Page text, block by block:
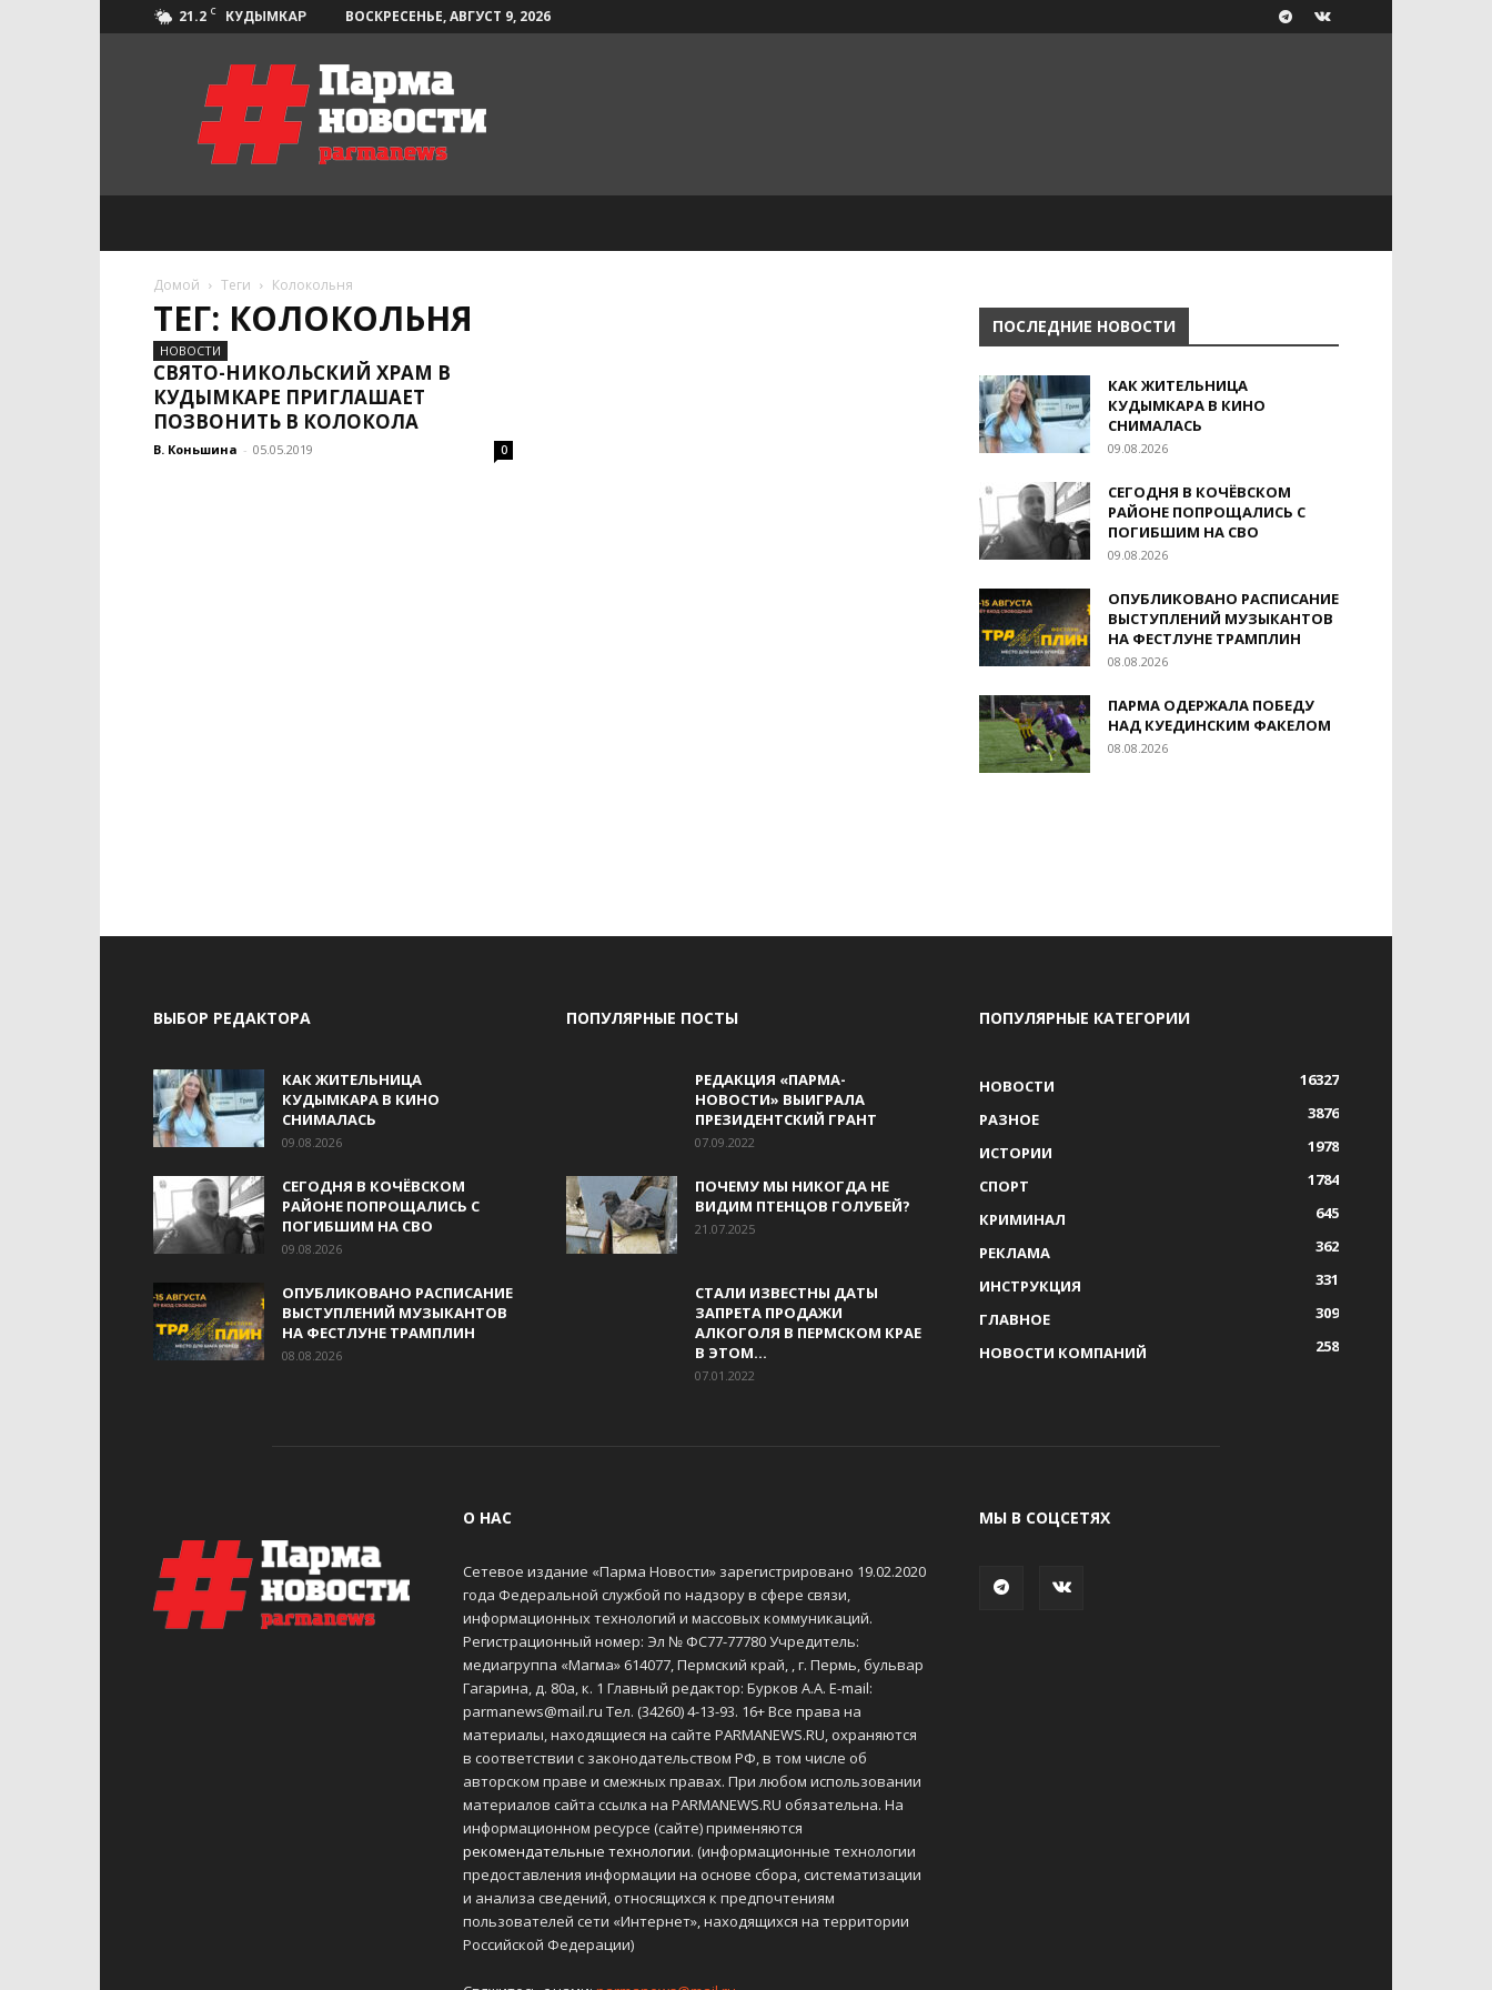
21.2 C КУДЫМКАР ВОСКРЕСЕНЬЕ, АВГУСТ 9, 2026
Парма-
Новости
Домой Теги Колокольня
ТЕГ: КОЛОКОЛЬНЯ
НОВОСТИ
СВЯТО-НИКОЛЬСКИЙ ХРАМ В
КУДЫМКАРЕ ПРИГЛАШАЕТ
ПОЗВОНИТЬ В КОЛОКОЛА
В. Коньшина - 05.05.2019 0
ПОСЛЕДНИЕ НОВОСТИ
КАК ЖИТЕЛЬНИЦА
КУДЫМКАРА В КИНО
СНИМАЛАСЬ
09.08.2026
СЕГОДНЯ В КОЧЁВСКОМ
РАЙОНЕ ПОПРОЩАЛИСЬ С
ПОГИБШИМ НА СВО
09.08.2026
ОПУБЛИКОВАНО РАСПИСАНИЕ
ВЫСТУПЛЕНИЙ МУЗЫКАНТОВ
НА ФЕСТЛУНЕ ТРАМПЛИН
08.08.2026
ПАРМА ОДЕРЖАЛА ПОБЕДУ
НАД КУЕДИНСКИМ ФАКЕЛОМ
08.08.2026
ВЫБОР РЕДАКТОРА
КАК ЖИТЕЛЬНИЦА
КУДЫМКАРА В КИНО
СНИМАЛАСЬ
09.08.2026
СЕГОДНЯ В КОЧЁВСКОМ
РАЙОНЕ ПОПРОЩАЛИСЬ С
ПОГИБШИМ НА СВО
09.08.2026
ОПУБЛИКОВАНО РАСПИСАНИЕ
ВЫСТУПЛЕНИЙ МУЗЫКАНТОВ
НА ФЕСТЛУНЕ ТРАМПЛИН
08.08.2026
ПОПУЛЯРНЫЕ ПОСТЫ
РЕДАКЦИЯ «ПАРМА-
НОВОСТИ» ВЫИГРАЛА
ПРЕЗИДЕНТСКИЙ ГРАНТ
07.09.2022
ПОЧЕМУ МЫ НИКОГДА НЕ
ВИДИМ ПТЕНЦОВ ГОЛУБЕЙ?
21.07.2025
СТАЛИ ИЗВЕСТНЫ ДАТЫ
ЗАПРЕТА ПРОДАЖИ
АЛКОГОЛЯ В ПЕРМСКОМ КРАЕ
В ЭТОМ...
07.01.2022
ПОПУЛЯРНЫЕ КАТЕГОРИИ
НОВОСТИ
16327
РАЗНОЕ
3876
ИСТОРИИ
1978
СПОРТ
1784
КРИМИНАЛ
645
РЕКЛАМА
362
ИНСТРУКЦИЯ
331
ГЛАВНОЕ
309
НОВОСТИ КОМПАНИЙ
258
О НАС
Сетевое издание «Парма Новости» зарегистрировано 19.02.2020
года Федеральной службой по надзору в сфере связи,
информационных технологий и массовых коммуникаций.
Регистрационный номер: Эл № ФС77-77780 Учредитель:
медиагруппа «Магма» 614077, Пермский край, , г. Пермь, бульвар
Гагарина, д. 80а, к. 1 Главный редактор: Бурков А.А. E-mail:
parmanews@mail.ru Тел. (34260) 4-13-93. 16+ Все права на
материалы, находящиеся на сайте PARMANEWS.RU, охраняются
в соответствии с законодательством РФ, в том числе об
авторском праве и смежных правах. При любом использовании
материалов сайта ссылка на PARMANEWS.RU обязательна. На
информационном ресурсе (сайте) применяются
рекомендательные технологии. (информационные технологии
предоставления информации на основе сбора, систематизации
и анализа сведений, относящихся к предпочтениям
пользователей сети «Интернет», находящихся на территории
Российской Федерации)
МЫ В СОЦСЕТЯХ